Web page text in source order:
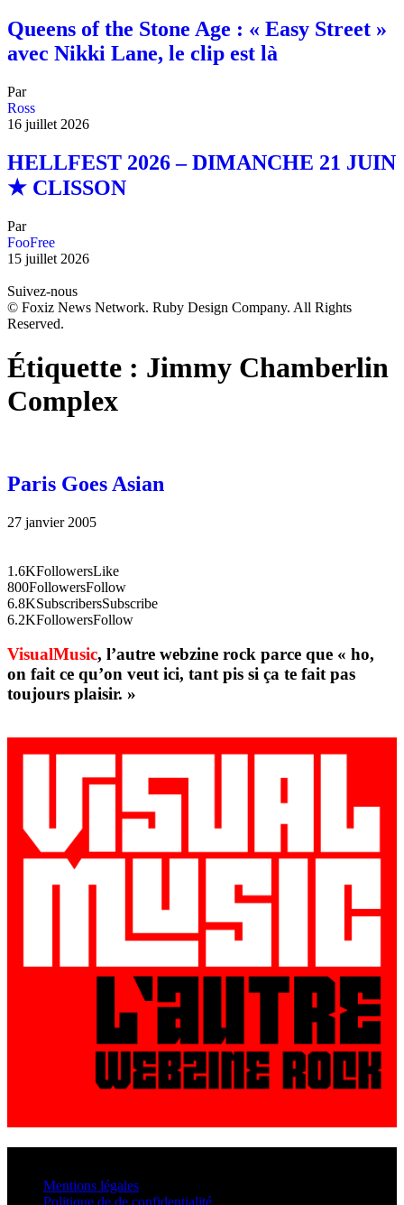
Queens of the Stone Age : « Easy Street »
avec Nikki Lane, le clip est là
Par
Ross
16 juillet 2026
HELLFEST 2026 – DIMANCHE 21 JUIN
★ CLISSON
Par
FooFree
15 juillet 2026
Suivez-nous
© Foxiz News Network. Ruby Design Company. All Rights
Reserved.
Étiquette : Jimmy Chamberlin
Complex
Paris Goes Asian
27 janvier 2005
1.6KFollowersLike
800FollowersFollow
6.8KSubscribersSubscribe
6.2KFollowersFollow
VisualMusic, l’autre webzine rock parce que « ho,
on fait ce qu’on veut ici, tant pis si ça te fait pas
toujours plaisir. »
Mentions légales
Politique de de confidentialité